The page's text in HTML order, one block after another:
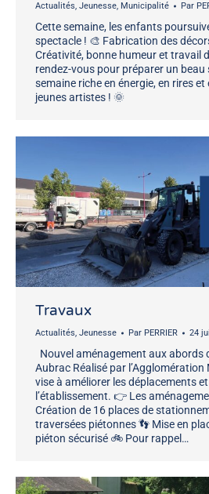
Actualités, Jeunesse, Municipalité Par
Cette semaine, les enfants
spectacle ! 🎨 Fabrication des
Créativité, bonne humeur et travail
rendez-vous pour préparer un beau
semaine riche en énergie, en rires
jeunes artistes ! 🌞
Travaux
Actualités, Jeunesse Par PERRIER 24
Nouvel aménagement aux abords
Aubrac Réalisé par
vise à améliorer les déplacements
l’établissement. 👉 Les
Création de 16 places de
traversées piétonnes 👣 Mise en
piéton sécurisé 🚲 Pour rappel…